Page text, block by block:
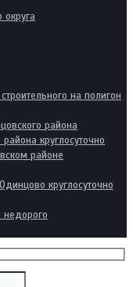
на полигон
района
круглосуточно
районе
круглосуточно
недорого